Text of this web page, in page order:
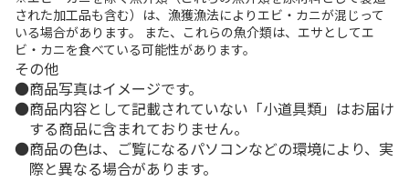
された加工品も含む）は、漁獲漁法によりエビ・カニが混じって
いる場合があります。 また、これらの魚介類は、エサとしてエ
ビ・カニを食べている可能性があります。
その他
商品写真はイメージです。
商品内容として記載されていない「小道具類」はお届け
する商品に含まれておりません。
商品の色は、ご覧になるパソコンなどの環境により、実
際と異なる場合があります。